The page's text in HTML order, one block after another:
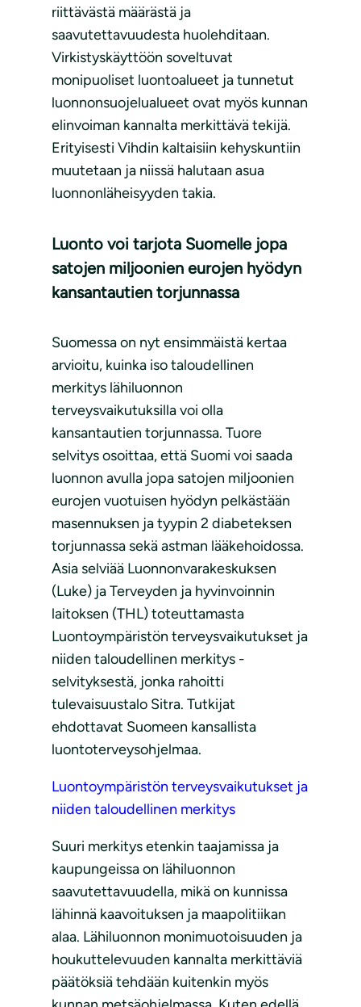
riittävästä määrästä ja
saavutettavuudesta huolehditaan.
Virkistyskäyttöön soveltuvat
monipuoliset luontoalueet ja tunnetut
luonnonsuojelualueet ovat myös kunnan
elinvoiman kannalta merkittävä tekijä.
Erityisesti Vihdin kaltaisiin kehyskuntiin
muutetaan ja niissä halutaan asua
luonnonläheisyyden takia.
Luonto voi tarjota Suomelle jopa
satojen miljoonien eurojen hyödyn
kansantautien torjunnassa​
Suomessa on nyt ensimmäistä kertaa
arvioitu, kuinka iso taloudellinen
merkitys lähiluonnon
terveysvaikutuksilla voi olla
kansantautien torjunnassa. Tuore
selvitys osoittaa, että Suomi voi saada
luonnon avulla jopa satojen miljoonien
eurojen vuotuisen hyödyn pelkästään
masennuksen ja tyypin 2 diabeteksen
torjunnassa sekä astman lääkehoidossa.
Asia selviää Luonnonvarakeskuksen
(Luke) ja Terveyden ja hyvinvoinnin
laitoksen (THL) toteuttamasta
Luontoympäristön terveysvaikutukset ja
niiden taloudellinen merkitys -
selvityksestä, jonka rahoitti
tulevaisuustalo Sitra. Tutkijat
ehdottavat Suomeen kansallista
luontoterveysohjelmaa.
Luontoympäristön terveysvaikutukset ja
niiden taloudellinen merkitys
Suuri merkitys etenkin taajamissa ja
kaupungeissa on lähiluonnon
saavutettavuudella, mikä on kunnissa
lähinnä kaavoituksen ja maapolitiikan
alaa. Lähiluonnon monimuotoisuuden ja
houkuttelevuuden kannalta merkittäviä
päätöksiä tehdään kuitenkin myös